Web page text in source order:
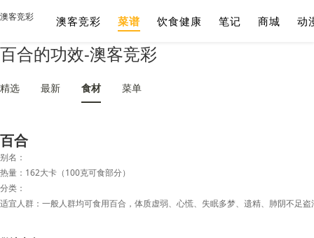
百合的功效-澳客竞彩
澳客竞彩 澳客竞彩 菜谱 饮食健康 笔记 商城 动
精选 最新 食材 菜单
百合
别名：
热量：162大卡（100克可食部分）
分类：
适宜人群：一般人群均可食用百合，体质虚弱、心慌、失眠多梦、遗精、肺阴不足盗